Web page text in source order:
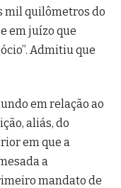
mil quilômetros do
em juízo que
Admitiu que
em relação ao
aliás, do
em que a
a
mandato de